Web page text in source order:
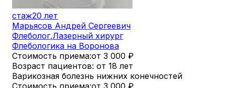
стаж20 лет
Марьясов Андрей Сергеевич
Флеболог,Лазерный хирург
Флебологика на Воронова
Стоимость приема:от 3 000 ₽
Возраст пациентов: от 18 лет
Варикозная болезнь нижних конечностей
Стоимость приема:от 3 000 ₽